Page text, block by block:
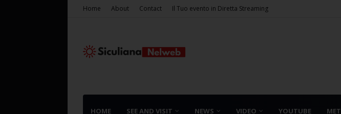
Home About Contact Il Tuo evento in Diretta Streaming
HOME SEE AND VISIT NEWS VIDEO YOUTUBE